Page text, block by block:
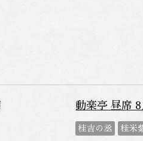
動楽亭 昼席 8
桂吉の丞 桂米